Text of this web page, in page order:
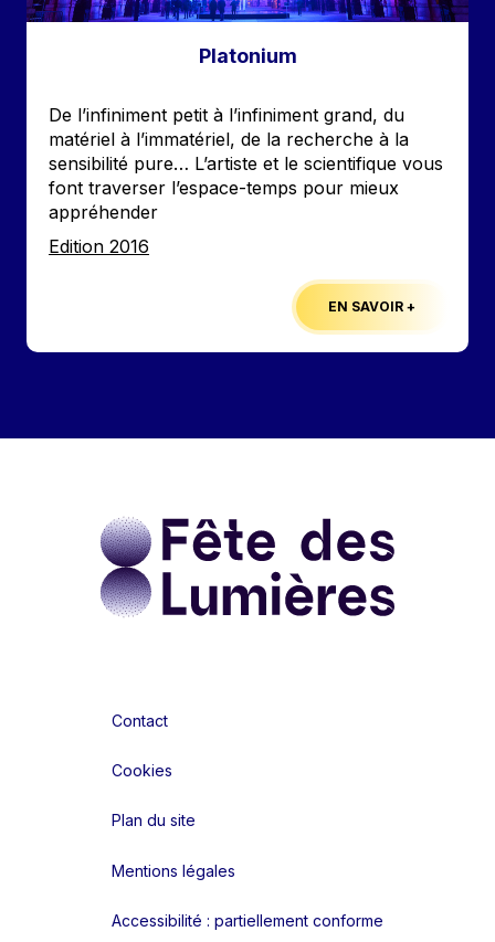
Platonium
De l’infiniment petit à l’infiniment grand, du
matériel à l’immatériel, de la recherche à la
sensibilité pure… L’artiste et le scientifique vous
font traverser l’espace-temps pour mieux
appréhender
Edition
Edition 2016
EN SAVOIR +
Contact
Cookies
Plan du site
Mentions légales
Accessibilité : partiellement conforme